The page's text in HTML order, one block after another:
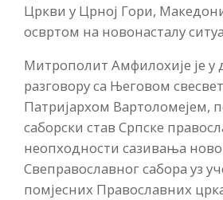
Цркви у Црној Гори,
освртом на новонасталу
Митрополит Амфилохије је у
разговору са Његовом
Патријархом Вартоломејем,
саборски став Српске
неопходности сазивања
Свеправославног сабора уз
помјесних Православних